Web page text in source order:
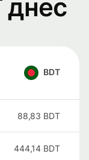
днес
BDT
88,83 BDT
444,14 BDT